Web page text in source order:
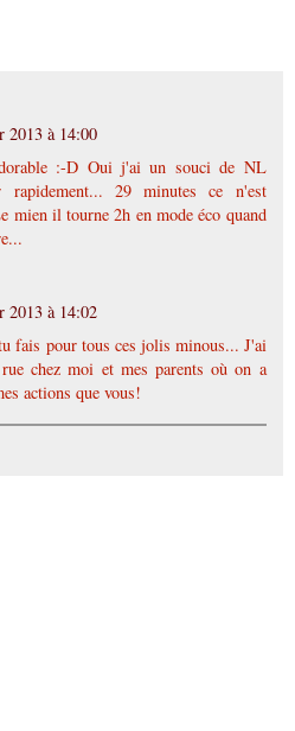
2013 à 14:00
:-D Oui j'ai un souci de NL
29 minutes ce n'est
mien il tourne 2h en mode éco quand
2013 à 14:02
fais pour tous ces jolis minous... J'ai
chez moi et mes parents où on a
actions que vous!